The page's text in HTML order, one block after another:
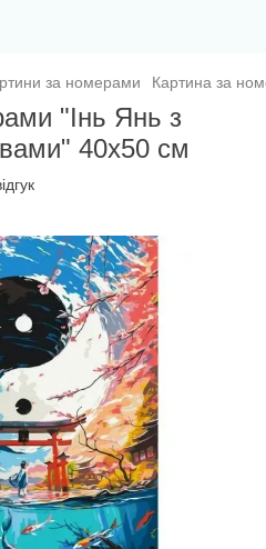
за номерами Картина за
"Інь Янь з
40х50 см